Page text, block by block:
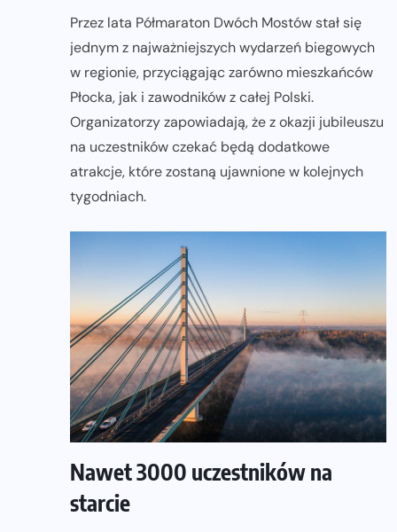
Przez lata Półmaraton Dwóch Mostów stał się
jednym z najważniejszych wydarzeń biegowych
w regionie, przyciągając zarówno mieszkańców
Płocka, jak i zawodników z całej Polski.
Organizatorzy zapowiadają, że z okazji jubileuszu
na uczestników czekać będą dodatkowe
atrakcje, które zostaną ujawnione w kolejnych
tygodniach.
Nawet 3000 uczestników na
starcie